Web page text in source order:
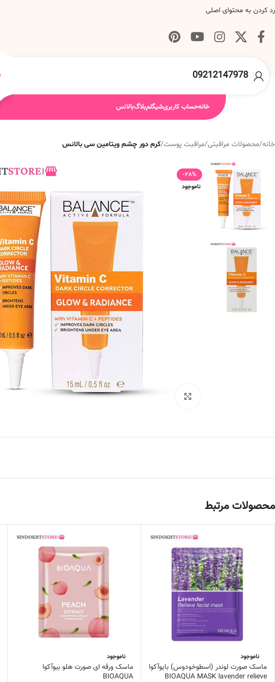
رد کردن به محتوای اصلی
09212147978
خانهحساب کاربریشیگلمبلاگبالانس
خانه/محصولات مراقبتی/مراقبت پوست/کرم دور چشم ویتامین سی بالانس
-28%
ناموجود
بزرگنمایی تصویر
محصولات مرتبط
ناموجود
ماسک صورت لوندر (اسطوخودوس) بایوآکوا
BIOAQUA MASK lavender relieve
ناموجود
ماسک ورقه ای صورت هلو بیوآکوا
BIOAQUA